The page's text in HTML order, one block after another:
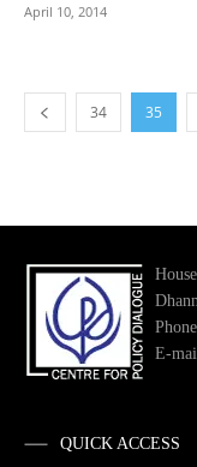
April 10, 2014
34 35
E-
QUICK ACCESS